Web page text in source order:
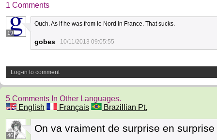
1 Comments
19
Ouch. As if he was from le Nord in France. That sucks.
gobes 10/11/2013 09:05:55
Log-in to comment
5 Comments In Other Languages.
English
Français Brazillian Pt.
46
On va vraiment de surprise en surprise